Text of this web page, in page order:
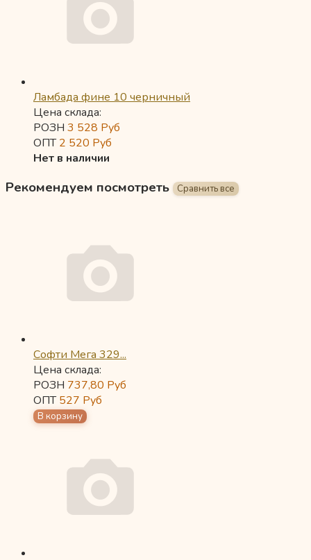
Ламбада фине 10 черничный
Цена склада:
РОЗН 3 528 Руб
ОПТ2 520 Руб
Нет в наличии
Рекомендуем посмотреть
Софти Мега 329...
Цена склада:
РОЗН 737,80 Руб
ОПТ527 Руб